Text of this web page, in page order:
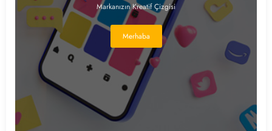
Markanızın Kreatif Çizgisi
Merhaba